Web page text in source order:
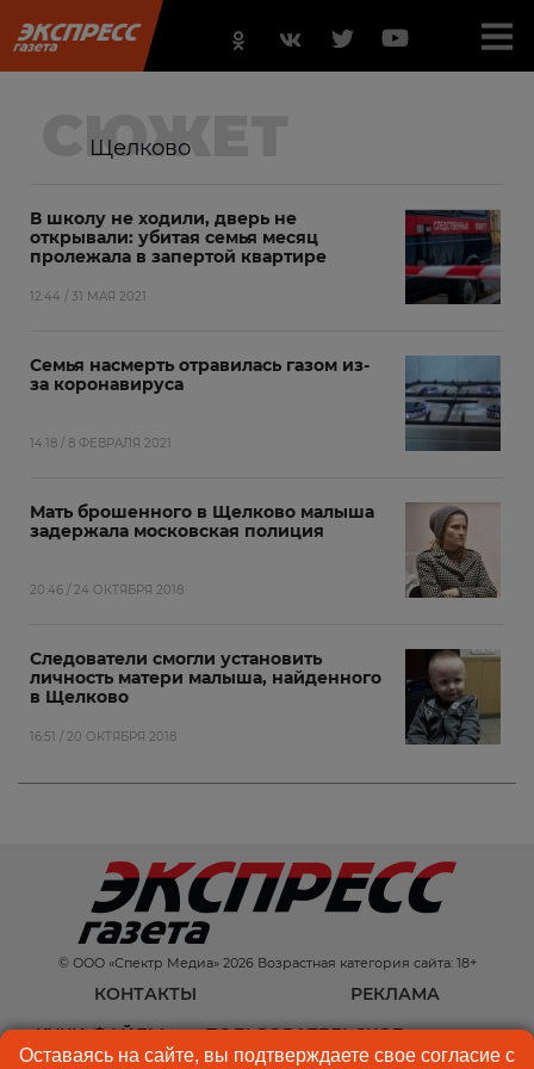
СЮЖЕТ
Щелково
В школу не ходили, дверь не
открывали: убитая семья месяц
пролежала в запертой квартире
12:44 / 31 МАЯ 2021
Семья насмерть отравилась газом из-
за коронавируса
14:18 / 8 ФЕВРАЛЯ 2021
Мать брошенного в Щелково малыша
задержала московская полиция
20:46 / 24 ОКТЯБРЯ 2018
Следователи смогли установить
личность матери малыша, найденного
в Щелково
16:51 / 20 ОКТЯБРЯ 2018
© ООО «Спектр Медиа» 2026 Возрастная категория сайта: 18+
КОНТАКТЫ
РЕКЛАМА
КУКИ-ФАЙЛЫ
ПОЛЬЗОВАТЕЛЬСКОЕ
СОГЛАШЕНИЕ
Оставаясь на сайте, вы подтверждаете свое согласие с